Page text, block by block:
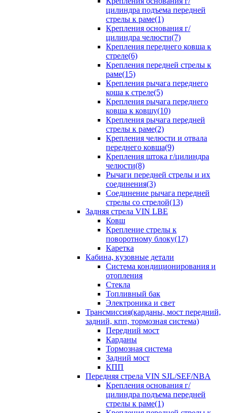
цилиндра подъема передней
стрелы к раме(1)
Крепления основания г/
цилиндра челюсти(7)
Крепления переднего ковша к
стреле(6)
Крепления передней стрелы к
раме(15)
Крепления рычага переднего
коша к стреле(5)
Крепления рычага переднего
ковша к ковшу(10)
Крепления рычага передней
стрелы к раме(2)
Крепления челюсти и отвала
переднего ковша(9)
Крепления штока г/цилиндра
челюсти(8)
Рычаги передней стрелы и их
соединения(3)
Соединение рычага передней
стрелы со стрелой(13)
Задняя стрела VIN LBE
Ковш
Крепление стрелы к
поворотному блоку(17)
Каретка
Кабина, кузовные детали
Система кондиционирования и
отопления
Стекла
Топливный бак
Электроника и свет
Трансмиссия(карданы, мост передний,
задний, кпп, тормозная система)
Передний мост
Карданы
Тормозная система
Задний мост
КПП
Передняя стрела VIN SJL/SEF/NBA
Крепления основания г/
цилиндра подъема передней
стрелы к раме(1)